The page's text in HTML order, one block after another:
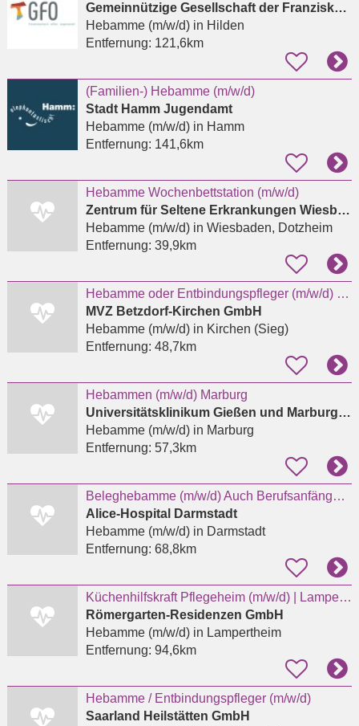
Gemeinnützige Gesellschaft der Franziskanerinnen zu Olpe mbH
Hebamme (m/w/d)in Hilden
Entfernung: 121,6km
(Familien-) Hebamme (m/w/d)
Stadt Hamm Jugendamt
Hebamme (m/w/d)in Hamm
Entfernung: 141,6km
Hebamme Wochenbettstation (m/w/d)
Zentrum für Seltene Erkrankungen Wiesbaden - Prof. Dr. med. Markus Knuf
Hebamme (m/w/d)in Wiesbaden, Dotzheim
Entfernung: 39,9km
Hebamme oder Entbindungspfleger (m/w/d) für das Kreißsaal-Team in Kirchen
MVZ Betzdorf-Kirchen GmbH
Hebamme (m/w/d)in Kirchen (Sieg)
Entfernung: 48,7km
Hebammen (m/w/d) Marburg
Universitätsklinikum Gießen und Marburg GmbH
Hebamme (m/w/d)in Marburg
Entfernung: 57,3km
Beleghebamme (m/w/d) Auch Berufsanfängerinnen oder Wiedereinsteigerinnen
Alice-Hospital Darmstadt
Hebamme (m/w/d)in Darmstadt
Entfernung: 68,8km
Küchenhilfskraft Pflegeheim (m/w/d) | Lampertheim | Vollzeit | Teilzeit | Minijob |
Römergarten-Residenzen GmbH
Hebamme (m/w/d)in Lampertheim
Entfernung: 94,6km
Hebamme / Entbindungspfleger (m/w/d)
Saarland Heilstätten GmbH